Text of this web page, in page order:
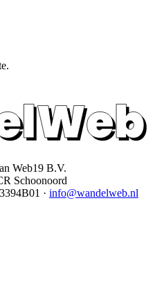
Web19 B.V.
Schoonoord
· info@wandelweb.nl